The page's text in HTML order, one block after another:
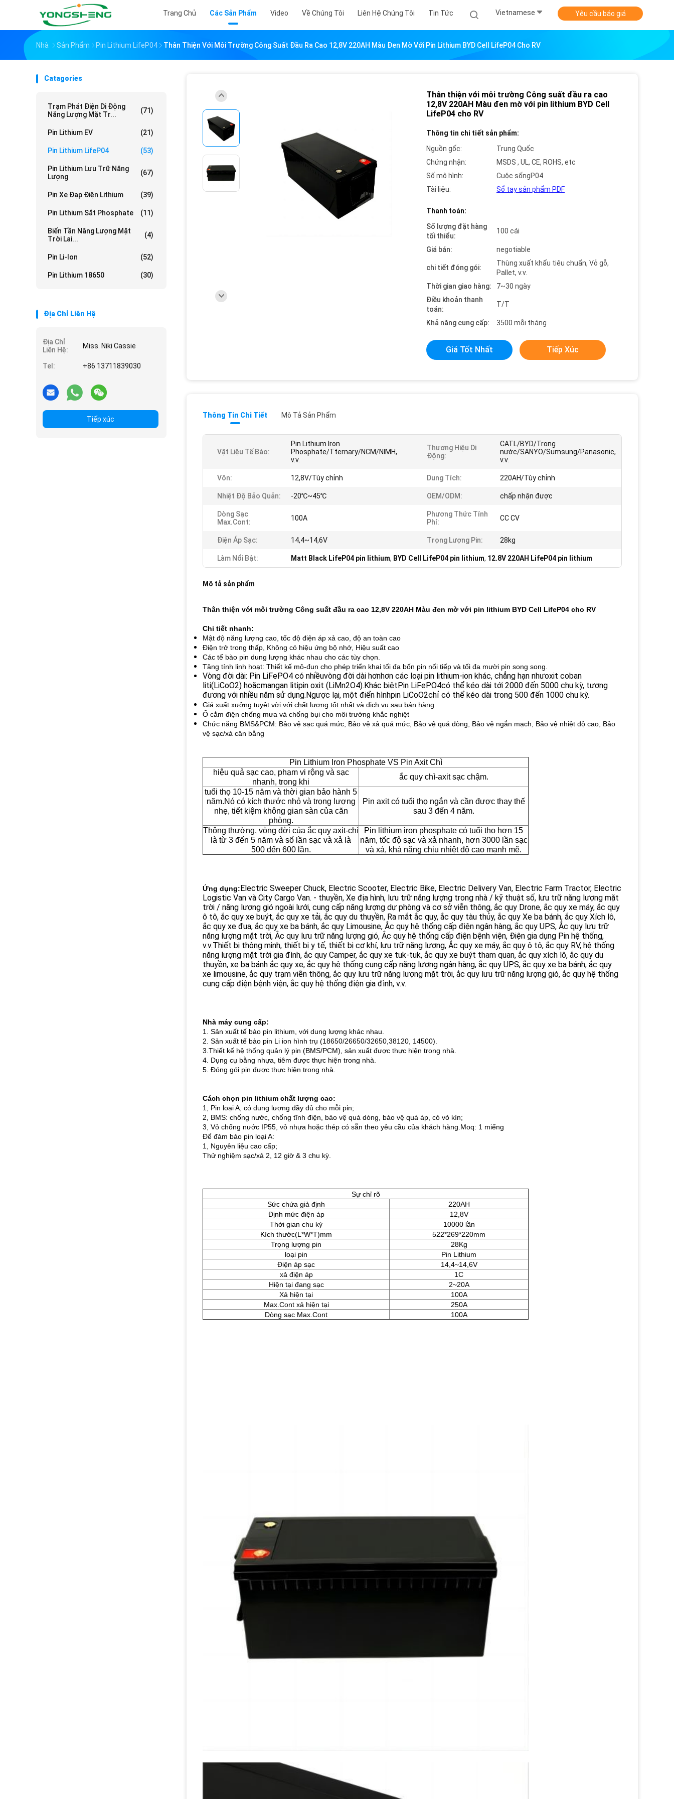
Trang Chủ Các Sản Phẩm Video Về Chúng Tôi Liên Hệ Chúng Tôi Tin Tức Vietnamese Yêu cầu báo giá
Nhà Sản Phẩm Pin Lithium LifeP04 Thân Thiện Với Môi Trường Công Suất Đầu Ra Cao 12,8V 220AH Màu Đen Mờ Với Pin Lithium BYD Cell LifeP04 Cho RV
Catagories
Trạm Phát Điện Di Động
Năng Lượng Mặt Tr...
(71)
Pin Lithium EV (21)
Pin Lithium LifeP04 (53)
Pin Lithium Lưu Trữ Năng
Lượng
(67)
Pin Xe Đạp Điện Lithium (39)
Pin Lithium Sắt Phosphate (11)
Biến Tần Năng Lượng Mặt
Trời Lai...
(4)
Pin Li-Ion (52)
Pin Lithium 18650 (30)
Địa Chỉ Liên Hệ
Địa Chỉ
Liên Hệ:
Miss. Niki Cassie
Tel: +86 13711839030
Tiếp xúc
Thân thiện với môi trường Công suất đầu ra cao
12,8V 220AH Màu đen mờ với pin lithium BYD Cell
LifeP04 cho RV
Thông tin chi tiết sản phẩm:
Nguồn gốc:
Trung Quốc
Chứng nhận:
MSDS , UL, CE, ROHS, etc
Số mô hình:
Cuộc sốngP04
Tài liệu:
Sổ tay sản phẩm PDF
Thanh toán:
Số lượng đặt hàng
tối thiểu:
100 cái
Giá bán: negotiable
chi tiết đóng gói:
Thùng xuất khẩu tiêu chuẩn, Vỏ gỗ,
Pallet, v.v.
Thời gian giao hàng:
7~30 ngày
Điều khoản thanh
toán:
T/T
Khả năng cung cấp: 3500 mỗi tháng
Giá Tốt Nhất Tiếp Xúc
Thông Tin Chi Tiết Mô Tả Sản Phẩm
Vật Liệu Tế Bào:
Pin Lithium Iron
Phosphate/Tternary/NCM/NIMH,
v.v.
Thương Hiệu Di
Động:
CATL/BYD/Trong
nước/SANYO/Sumsung/Panasonic,
v.v.
Vôn: 12,8V/Tùy chỉnh Dung Tích: 220AH/Tùy chỉnh
Nhiệt Độ Bảo Quản: -20℃~45℃ OEM/ODM: chấp nhận được
Dòng Sạc
Max.Cont:
100A
Phương Thức Tính
Phí:
CC CV
Điện Áp Sạc: 14,4~14,6V Trọng Lượng Pin: 28kg
Làm Nổi Bật: Matt Black LifeP04 pin lithium, BYD Cell LifeP04 pin lithium, 12.8V 220AH LifeP04 pin lithium
Mô tả sản phẩm
Thân thiện với môi trường Công suất đầu ra cao 12,8V 220AH Màu đen mờ với pin lithium BYD Cell LifeP04 cho RV
Chi tiết nhanh:
Mật độ năng lượng cao, tốc độ điện áp xả cao, độ an toàn cao
Điện trở trong thấp, Không có hiệu ứng bộ nhớ, Hiệu suất cao
Các tế bào pin dung lượng khác nhau cho các tùy chọn.
Tăng tính linh hoạt: Thiết kế mô-đun cho phép triển khai tối đa bốn pin nối tiếp và tối đa mười pin song song.
Vòng đời dài: Pin LiFePO4 có nhiềuvòng đời dài hơnhơn các loại pin lithium-ion khác, chẳng hạn nhưoxit coban
liti(LiCoO2) hoặcmangan litipin oxit (LiMn2O4).Khác biệtPin LiFePO4có thể kéo dài tới 2000 đến 5000 chu kỳ, tương
đương với nhiều năm sử dụng.Ngược lại, một điển hìnhpin LiCoO2chỉ có thể kéo dài trong 500 đến 1000 chu kỳ.
Giá xuất xưởng tuyệt vời với chất lượng tốt nhất và dịch vụ sau bán hàng
Ổ cắm điện chống mưa và chống bụi cho môi trường khắc nghiệt
Chức năng BMS&PCM: Bảo vệ sạc quá mức, Bảo vệ xả quá mức, Bảo vệ quá dòng, Bảo vệ ngắn mạch, Bảo vệ nhiệt độ cao, Bảo
vệ sạc/xả cân bằng
Pin Lithium Iron Phosphate VS Pin Axit Chì
hiệu quả sạc cao, phạm vi rộng và sạc
nhanh, trong khi
ắc quy chì-axit sạc chậm.
tuổi thọ 10-15 năm và thời gian bảo hành 5
năm.Nó có kích thước nhỏ và trọng lượng
nhẹ, tiết kiệm không gian sàn của căn
phòng.
Pin axit có tuổi thọ ngắn và cần được thay thế
sau 3 đến 4 năm.
Thông thường, vòng đời của ắc quy axit-chì
là từ 3 đến 5 năm và số lần sạc và xả là
500 đến 600 lần.
Pin lithium iron phosphate có tuổi thọ hơn 15
năm, tốc độ sạc và xả nhanh, hơn 3000 lần sạc
và xả, khả năng chịu nhiệt độ cao mạnh mẽ.
Ứng dụng:Electric Sweeper Chuck, Electric Scooter, Electric Bike, Electric Delivery Van, Electric Farm Tractor, Electric
Logistic Van và City Cargo Van. - thuyền, Xe địa hình, lưu trữ năng lượng trong nhà / kỹ thuật số, lưu trữ năng lượng mặt
trời / năng lượng gió ngoài lưới, cung cấp năng lượng dự phòng và cơ sở viễn thông, ắc quy Drone, ắc quy xe máy, ắc quy
ô tô, ắc quy xe buýt, ắc quy xe tải, ắc quy du thuyền, Ra mắt ắc quy, ắc quy tàu thủy, ắc quy Xe ba bánh, ắc quy Xích lô,
ắc quy xe đua, ắc quy xe ba bánh, ắc quy Limousine, Ắc quy hệ thống cấp điện ngân hàng, ắc quy UPS, Ắc quy lưu trữ
năng lượng mặt trời, Ắc quy lưu trữ năng lượng gió, Ắc quy hệ thống cấp điện bệnh viện, Điện gia dụng Pin hệ thống,
v.v.Thiết bị thông minh, thiết bị y tế, thiết bị cơ khí, lưu trữ năng lượng, Ắc quy xe máy, ắc quy ô tô, ắc quy RV, hệ thống
năng lượng mặt trời gia đình, ắc quy Camper, ắc quy xe tuk-tuk, ắc quy xe buýt tham quan, ắc quy xích lô, ắc quy du
thuyền, xe ba bánh ắc quy xe, ắc quy hệ thống cung cấp năng lượng ngân hàng, ắc quy UPS, ắc quy xe ba bánh, ắc quy
xe limousine, ắc quy trạm viễn thông, ắc quy lưu trữ năng lượng mặt trời, ắc quy lưu trữ năng lượng gió, ắc quy hệ thống
cung cấp điện bệnh viện, ắc quy hệ thống điện gia đình, v.v.
Nhà máy cung cấp:
1. Sản xuất tế bào pin lithium, với dung lượng khác nhau.
2. Sản xuất tế bào pin Li ion hình trụ (18650/26650/32650,38120, 14500).
3.Thiết kế hệ thống quản lý pin (BMS/PCM), sản xuất được thực hiện trong nhà.
4. Dụng cụ bằng nhựa, tiêm được thực hiện trong nhà.
5. Đóng gói pin được thực hiện trong nhà.
Cách chọn pin lithium chất lượng cao:
1, Pin loại A, có dung lượng đầy đủ cho mỗi pin;
2, BMS: chống nước, chống tĩnh điện, bảo vệ quá dòng, bảo vệ quá áp, có vỏ kín;
3, Vỏ chống nước IP55, vỏ nhựa hoặc thép có sẵn theo yêu cầu của khách hàng.Moq: 1 miếng
Để đảm bảo pin loại A:
1, Nguyên liệu cao cấp;
Thử nghiệm sạc/xả 2, 12 giờ & 3 chu kỳ.
Sự chỉ rõ
Sức chứa giả định
220AH
Định mức điện áp
12,8V
Thời gian chu kỳ
10000 lần
Kích thước(L*W*T)mm
522*269*220mm
Trọng lượng pin
28Kg
loại pin
Pin Lithium
Điện áp sạc
14,4~14,6V
xả điện áp
1C
Hiện tại đang sạc
2~20A
Xả hiện tại
100A
Max.Cont xả hiện tại
250A
Dòng sạc Max.Cont
100A